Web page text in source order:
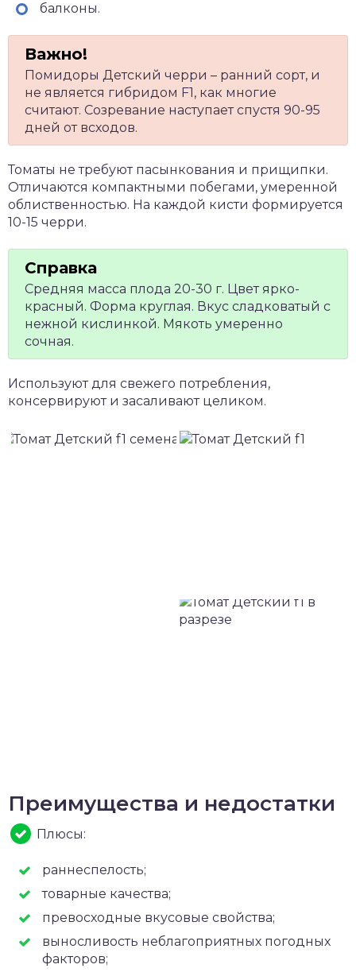
балконы.
Помидоры Детский черри – ранний сорт, и
не является гибридом F1, как многие
считают. Созревание наступает спустя 90-95
дней от всходов.
Томаты не требуют пасынкования и прищипки.
Отличаются компактными побегами, умеренной
облиственностью. На каждой кисти формируется
10-15 черри.
Средняя масса плода 20-30 г. Цвет ярко-
красный. Форма круглая. Вкус сладковатый с
нежной кислинкой. Мякоть умеренно
сочная.
Используют для свежего потребления,
консервируют и засаливают целиком.
Преимущества и недостатки
Плюсы:
раннеспелость;
товарные качества;
превосходные вкусовые свойства;
выносливость неблагоприятных погодных
факторов;